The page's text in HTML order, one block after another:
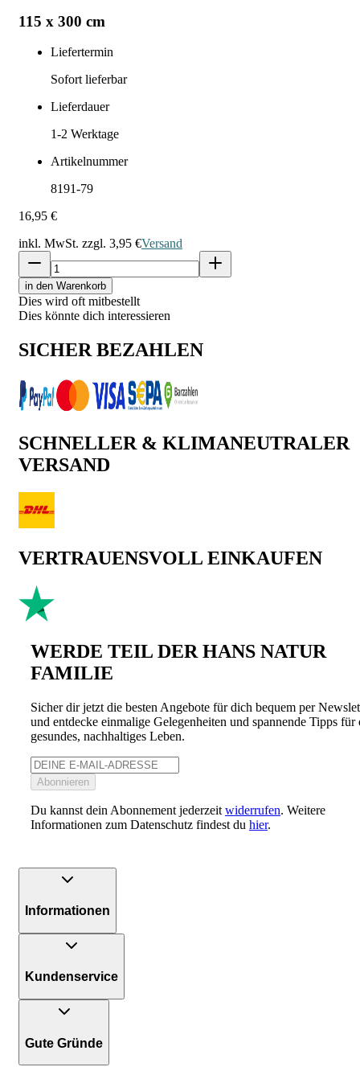
115 x 300 cm
Liefertermin
Sofort lieferbar
Lieferdauer
1-2 Werktage
Artikelnummer
8191-79
16,95 €
inkl. MwSt. zzgl. 3,95 €Versand
in den Warenkorb
Dies wird oft mitbestellt
Dies könnte dich interessieren
SICHER BEZAHLEN
SCHNELLER & KLIMANEUTRALER
VERSAND
VERTRAUENSVOLL EINKAUFEN
WERDE TEIL DER HANS NATUR
FAMILIE
Sicher dir jetzt die besten Angebote für dich bequem per
und entdecke einmalige Gelegenheiten und spannende Tipps für
gesundes, nachhaltiges Leben.
Abonnieren
Du kannst dein Abonnement jederzeit widerrufen. Weitere
Informationen zum Datenschutz findest du hier.
Informationen
Kundenservice
Gute Gründe